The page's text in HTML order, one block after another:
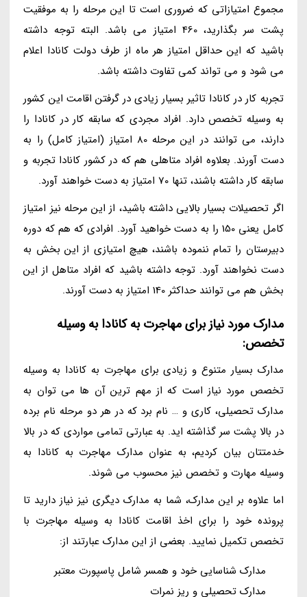
مجموع امتیازاتی که ضروری است تا این مرحله را به موفقیت
پشت سر بگذارید، 460 امتیاز می باشد. البته توجه داشته
باشید که این حداقل امتیاز هر ماه از طرف دولت کانادا اعلام
می شود و می تواند کمی تفاوت داشته باشد.
تجربه کار در کانادا تاثیر بسیار زیادی در گرفتن اقامت این کشور
به وسیله تخصص دارد. افراد مجردی که سابقه کار در کانادا را
دارند، می توانند در این مرحله 80 امتیاز (امتیاز کامل) را به
دست آورند. بعلاوه افراد متاهلی هم که در کشور کانادا تجربه و
سابقه کار داشته باشند، تنها 70 امتیاز به دست خواهند آورد.
اگر تحصیلات بسیار بالایی داشته باشید، از این مرحله نیز امتیاز
کامل یعنی 150 را به دست خواهید آورد. افرادی که هم که دوره
دبیرستان را تمام ننموده باشند، هیچ امتیازی از این بخش به
دست نخواهند آورد. توجه داشته باشید که افراد متاهل از این
بخش هم می توانند حداکثر 140 امتیاز به دست آورند.
مدارک مورد نیاز برای مهاجرت به کانادا به وسیله
تخصص:
مدارک بسیار متنوع و زیادی برای مهاجرت به کانادا به وسیله
تخصص مورد نیاز است که از مهم ترین آن ها می توان به
مدارک تحصیلی، کاری و … نام برد که در هر دو مرحله نام برده
در بالا پشت سر گذاشته اید. به عبارتی تمامی مواردی که در بالا
خدمتتان بیان کردیم، به عنوان مدارک مهاجرت به کانادا به
وسیله مهارت و تخصص نیز محسوب می شوند.
اما علاوه بر این مدارک، شما به مدارک دیگری نیز نیاز دارید تا
پرونده خود را برای اخذ اقامت کانادا به وسیله مهاجرت با
تخصص تکمیل نمایید. بعضی از این مدارک عبارتند از:
مدارک شناسایی خود و همسر شامل پاسپورت معتبر
مدارک تحصیلی و ریز نمرات